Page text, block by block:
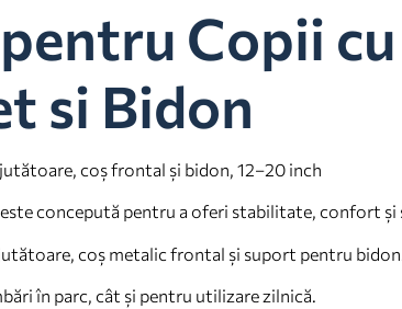
Copii
si Bidon
coș frontal și bidon, 12–20 inch
concepută pentru a oferi stabilitate, confort și
coș metalic frontal și suport pentru bidon.
în parc, cât și pentru utilizare zilnică.